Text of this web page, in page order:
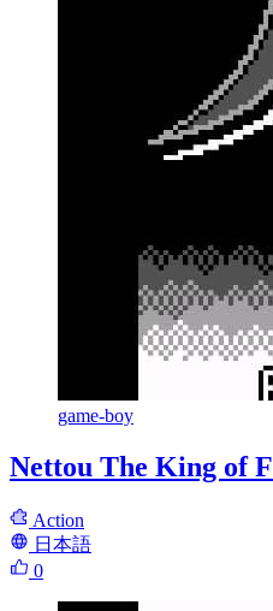
game-boy
Nettou The King of
Action
日本語
0